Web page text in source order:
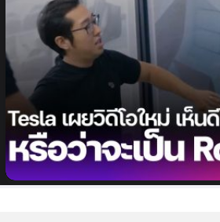
วิดีโอใหม่ของ Tesla เผยให้เห็
ใหม่ อาจจะเป็น Robotaxi